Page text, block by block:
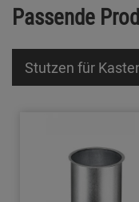
Passende
Stutzen für